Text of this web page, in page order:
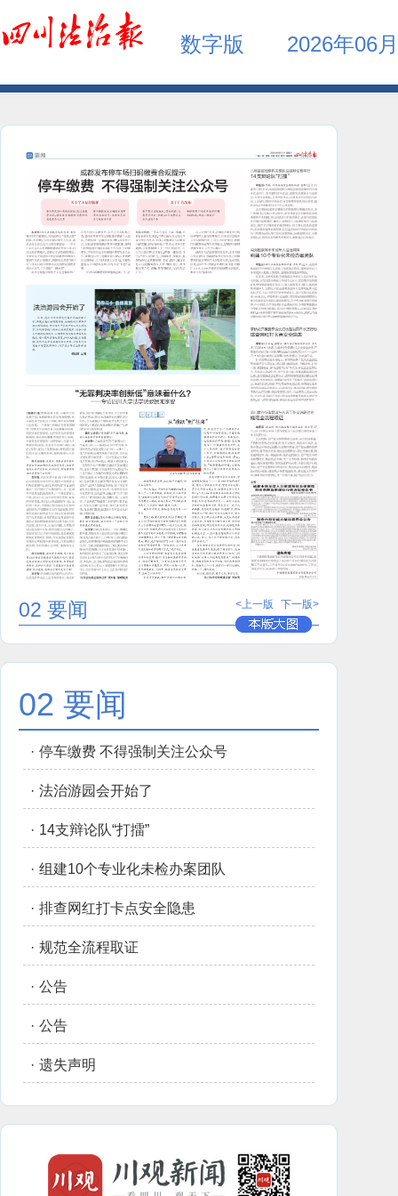
数字版 2026年06
02 要闻 <上一版 下一版>
02 要闻
· 停车缴费 不得强制关注公众号
· 法治游园会开始了
· 14支辩论队“打擂”
· 组建10个专业化未检办案团队
· 排查网红打卡点安全隐患
· 规范全流程取证
· 公告
· 公告
· 遗失声明